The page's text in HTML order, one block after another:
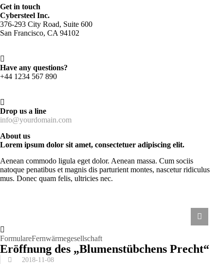
Get in touch
Cybersteel Inc.
376-293 City Road, Suite 600
San Francisco, CA 94102
Have any questions?
+44 1234 567 890
Drop us a line
info@yourdomain.com
About us
Lorem ipsum dolor sit amet, consectetuer adipiscing elit.
Aenean commodo ligula eget dolor. Aenean massa. Cum sociis
natoque penatibus et magnis dis parturient montes, nascetur ridiculus
mus. Donec quam felis, ultricies nec.
FormulareFernwärmegesellschaft
Eröffnung des „Blumenstübchens Precht“
2018-11-08